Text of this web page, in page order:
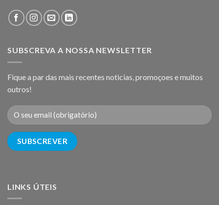
SUBSCREVA A NOSSA NEWSLETTER
Fique a par das mais recentes noticias, promoçoes e muitos
outros!
LINKS ÚTEIS